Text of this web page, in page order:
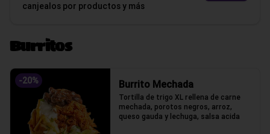
canjealos por productos y más
Burritos
-20% Burrito Mechada
Tortilla de trigo XL rellena de carne
mechada, porotos negros, arroz,
queso gauda y lechuga, salsa acida